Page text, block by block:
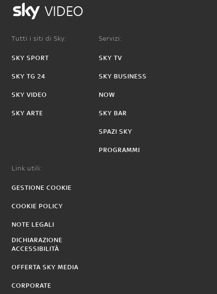
VIDEO
Tutti i siti di Sky:
SKY SPORT
SKY TG 24
SKY VIDEO
SKY ARTE
Servizi:
SKY TV
SKY BUSINESS
NOW
SKY BAR
SPAZI SKY
PROGRAMMI
Link utili:
GESTIONE COOKIE
COOKIE POLICY
NOTE LEGALI
DICHIARAZIONE
ACCESSIBILITÀ
OFFERTA SKY MEDIA
CORPORATE